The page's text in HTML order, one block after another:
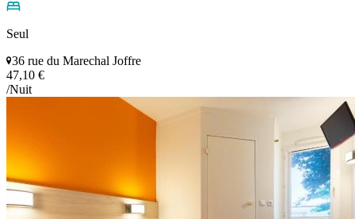
Seul
36 rue du Marechal Joffre
47,10 €
/Nuit